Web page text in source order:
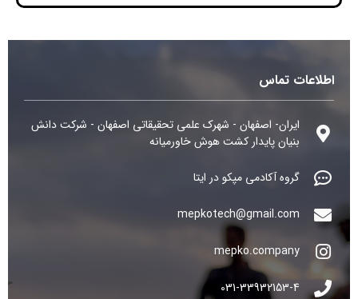
اطلاعات تماس
ایران- اصفهان - شهرک علمی تحقیقاتی اصفهان - شرکت دانش
بنیان پایدار کشت هوش خاورمیانه
گروه آکادمی مپکو در ایتا
mepkotech@gmail.com
mepko.company
031-33932153-4